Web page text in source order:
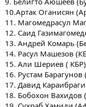
10.Артак Оганисян
11. Магомедрасул
12. Саид
13. Андрей Комарь
14. Расул Машезов
15. Али Шериев ( КБР)
16. Рустам Барагунов
17. Давид
18. Бобохон Вахидов